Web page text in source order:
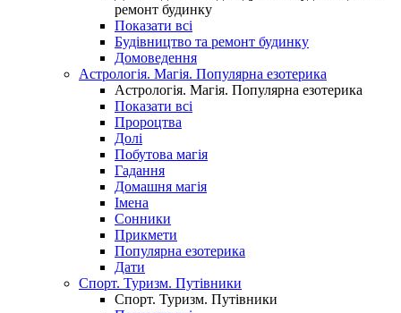
ремонт будинку
Показати всі
Будівництво та ремонт будинку
Домоведення
Астрологія. Магія. Популярна езотерика
Астрологія. Магія. Популярна езотерика
Показати всі
Пророцтва
Долі
Побутова магія
Гадання
Домашня магія
Імена
Сонники
Прикмети
Популярна езотерика
Дати
Спорт. Туризм. Путівники
Спорт. Туризм. Путівники